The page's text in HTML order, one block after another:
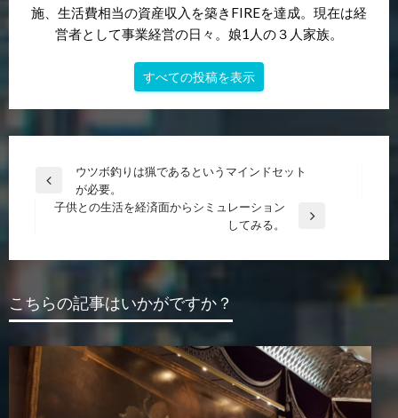
施、生活費相当の資産収入を築きFIREを達成。現在は経
営者として事業経営の日々。娘1人の３人家族。
すべての投稿を表示
投
ー
シ
ョ
ン
ウツボ釣りは猟であるというマインドセット
が必要。
投
子供との生活を経済面からシミュレーション
してみる。
こちらの記事はいかがですか？